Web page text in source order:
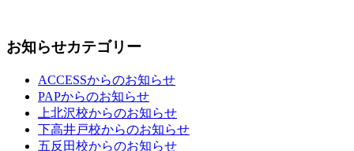
お知らせカテゴリー
ACCESSからのお知らせ
PAPからのお知らせ
上北沢校からのお知らせ
下高井戸校からのお知らせ
五反田校からのお知らせ